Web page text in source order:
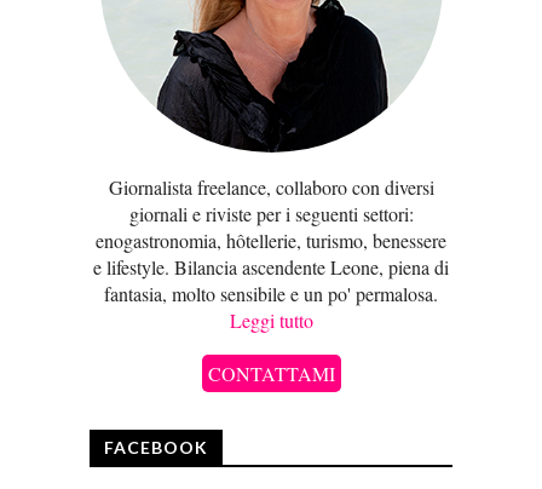
Giornalista freelance, collaboro con diversi
giornali e riviste per i seguenti settori:
enogastronomia, hôtellerie, turismo, benessere
e lifestyle. Bilancia ascendente Leone, piena di
fantasia, molto sensibile e un po' permalosa.
Leggi tutto
CONTATTAMI
FACEBOOK